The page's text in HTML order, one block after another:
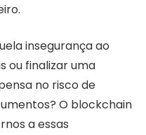
insegurança ao
ou finalizar uma
no risco de
O blockchain
a essas